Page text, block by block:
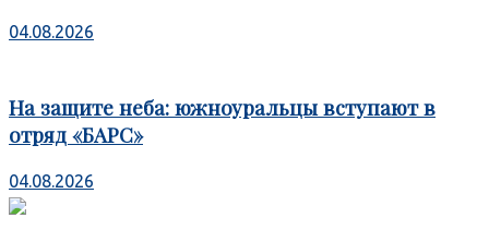
04.08.2026
На защите неба: южноуральцы вступают в
отряд «БАРС»
04.08.2026